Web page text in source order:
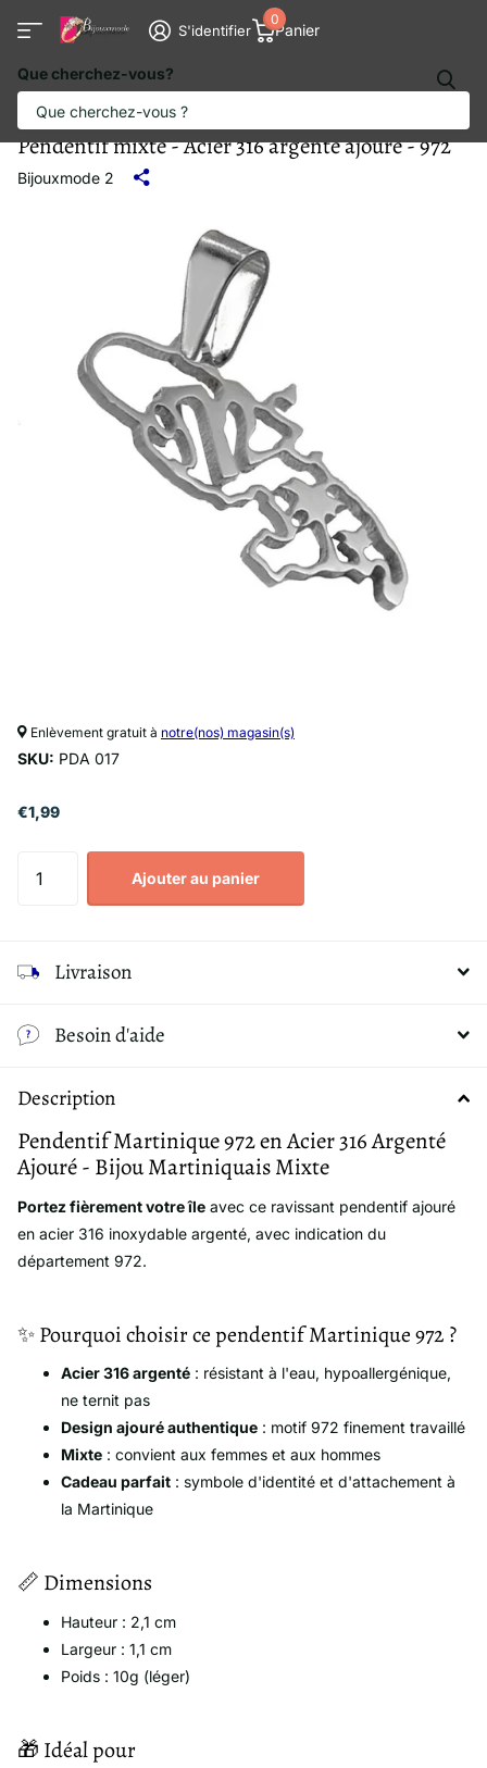
Que cherchez-vous?
S'identifier Panier
0
Pendentif mixte - Acier 316 argenté ajouré - 972
Bijouxmode 2
Enlèvement gratuit à notre(nos) magasin(s)
SKU: PDA 017
€1,99
Ajouter au panier
Livraison
Besoin d'aide
Description
Pendentif Martinique 972 en Acier 316 Argenté
Ajouré - Bijou Martiniquais Mixte
Portez fièrement votre île avec ce ravissant pendentif ajouré
en acier 316 inoxydable argenté, avec indication du
département 972.
✨ Pourquoi choisir ce pendentif Martinique 972 ?
Acier 316 argenté : résistant à l'eau, hypoallergénique,
ne ternit pas
Design ajouré authentique : motif 972 finement travaillé
Mixte : convient aux femmes et aux hommes
Cadeau parfait : symbole d'identité et d'attachement à
la Martinique
📏 Dimensions
Hauteur : 2,1 cm
Largeur : 1,1 cm
Poids : 10g (léger)
🎁 Idéal pour